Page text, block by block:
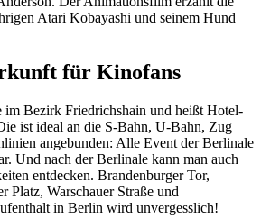
Atari Kobayashi und seinem Hund
für Kinofans
im Bezirk Friedrichshain und heißt Hotel-
ist ideal an die S-Bahn, U-Bahn, Zug
angebunden: Alle Event der Berlinale
Und nach der Berlinale kann man auch
entdecken. Brandenburger Tor,
Platz, Warschauer Straße und
in Berlin wird unvergesslich!